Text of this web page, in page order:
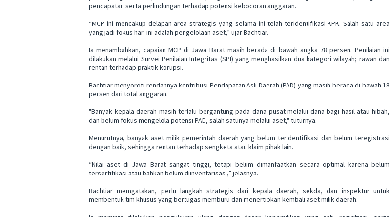
pendapatan serta perlindungan terhadap potensi kebocoran anggaran.
“MCP ini mencakup delapan area strategis yang selama ini telah teridentifikasi KPK. Salah satu area
yang jadi fokus hari ini adalah pengelolaan aset,” ujar Bachtiar.
Ia menambahkan, capaian MCP di Jawa Barat masih berada di bawah angka 78 persen. Penilaian ini
dilakukan melalui Survei Penilaian Integritas (SPI) yang menghasilkan dua kategori wilayah; rawan dan
rentan terhadap praktik korupsi.
Bachtiar menyoroti rendahnya kontribusi Pendapatan Asli Daerah (PAD) yang masih berada di bawah 18
persen dari total anggaran.
"Banyak kepala daerah masih terlalu bergantung pada dana pusat melalui dana bagi hasil atau hibah,
dan belum fokus mengelola potensi PAD, salah satunya melalui aset," tuturnya.
Menurutnya, banyak aset milik pemerintah daerah yang belum teridentifikasi dan belum teregistrasi
dengan baik, sehingga rentan terhadap sengketa atau klaim pihak lain.
“Nilai aset di Jawa Barat sangat tinggi, tetapi belum dimanfaatkan secara optimal karena belum
tersertifikasi atau bahkan belum diinventarisasi,” jelasnya.
Bachtiar memgatakan, perlu langkah strategis dari kepala daerah, sekda, dan inspektur untuk
membentuk tim khusus yang bertugas memburu dan menertibkan kembali aset milik daerah.